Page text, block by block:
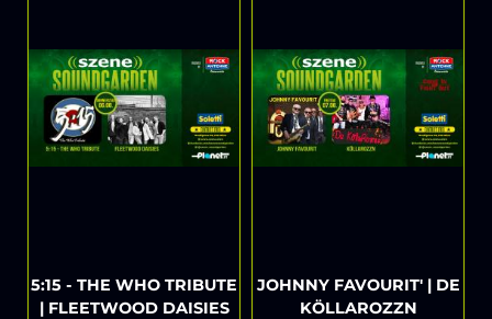
5:15 - THE WHO TRIBUTE
| FLEETWOOD DAISIES
JOHNNY FAVOURIT' | DE
KÖLLAROZZN